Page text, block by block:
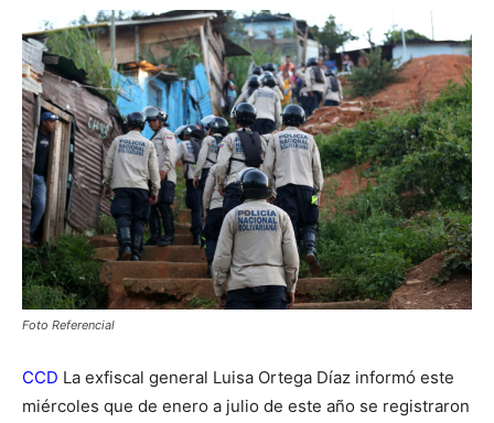
Foto Referencial
CCD La exfiscal general Luisa Ortega Díaz informó este
miércoles que de enero a julio de este año se registraron